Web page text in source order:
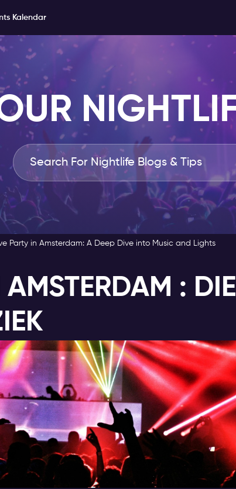
Kalendar
Party in Amsterdam: A Deep Dive into Music and Lights
AMSTERDAM :